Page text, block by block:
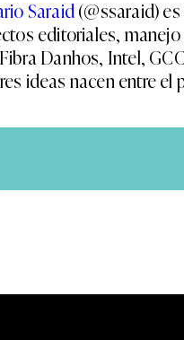
Saraid(@ssaraid)
editoriales,
Danhos, Intel,
ideas nacen entre el